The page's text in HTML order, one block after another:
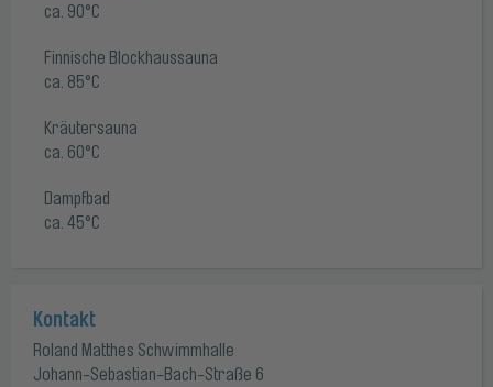
ca. 90°C
Finnische Blockhaussauna
ca. 85°C
Kräutersauna
ca. 60°C
Dampfbad
ca. 45°C
Kontakt
Roland Matthes Schwimmhalle
Johann-Sebastian-Bach-Straße 6